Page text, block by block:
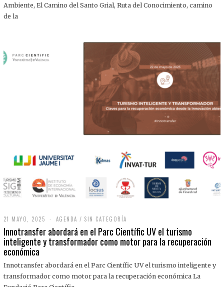
0
Ambiente, El Camino del Santo Grial, Ruta del Conocimiento, camino
de la
21 MAYO, 2025
M
A
Y
,
0
AGENDA / SIN CATEGORÍA
Innotransfer abordará en el Parc Científic UV el turismo
inteligente y transformador como motor para la recuperación
económica
Innotransfer abordará en el Parc Científic UV el turismo inteligente y
transformador como motor para la recuperación económica La